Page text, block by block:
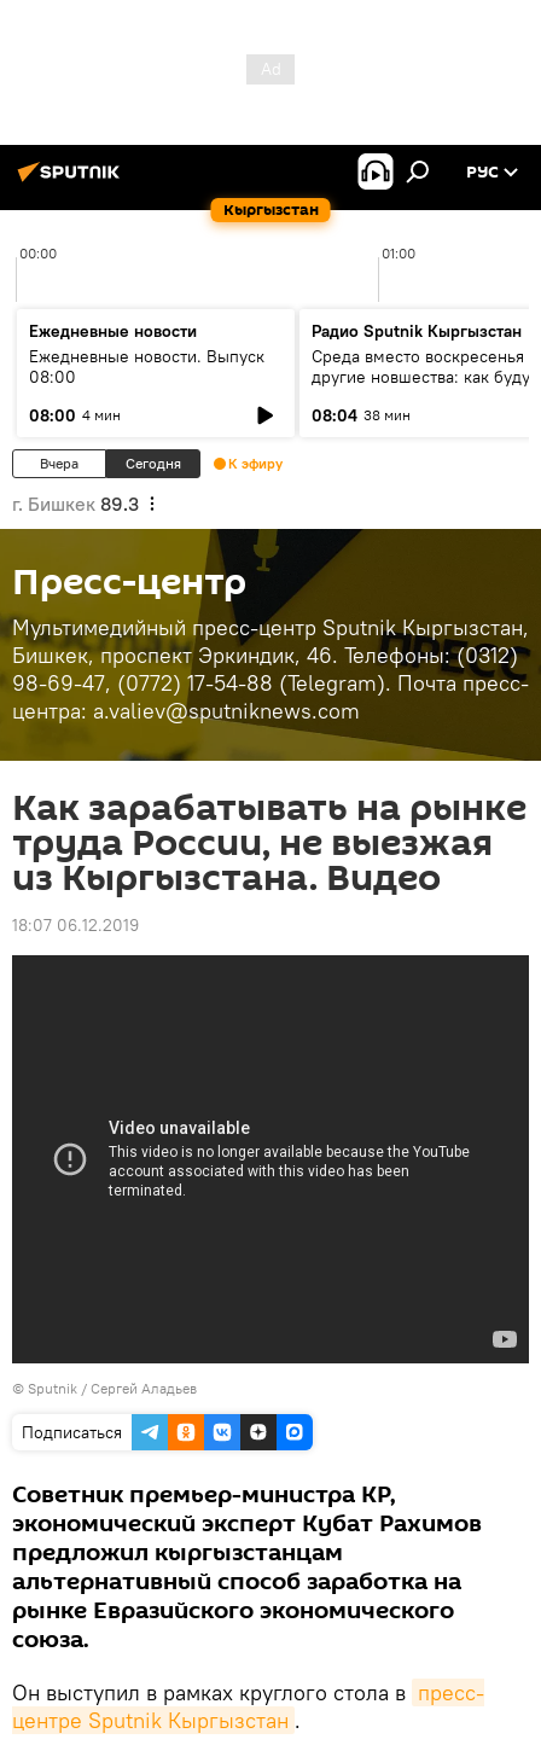
Кыргызстан
РУС
00:00 01:00
Ежедневные новости
Ежедневные новости. Выпуск
08:00
08:00 4 мин
Радио Sputnik Кыргызстан
Среда вместо воскресенья и
другие новшества: как будут
08:04 38 мин
Вчера Сегодня К эфиру
г. Бишкек 89.3
Пресс-центр
Мультимедийный пресс-центр Sputnik Кыргызстан,
Бишкек, проспект Эркиндик, 46. Телефоны: (0312)
98-69-47, (0772) 17-54-88 (Telegram). Почта пресс-
центра: a.valiev@sputniknews.com
Как зарабатывать на рынке
труда России, не выезжая
из Кыргызстана. Видео
18:07 06.12.2019
© Sputnik / Сергей Аладьев
Подписаться
Советник премьер-министра КР,
экономический эксперт Кубат Рахимов
предложил кыргызстанцам
альтернативный способ заработка на
рынке Евразийского экономического
союза.
Он выступил в рамках круглого стола в пресс-
центре Sputnik Кыргызстан .